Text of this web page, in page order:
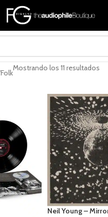
Folk
Mostrando los 11 resultados
Neil Young –